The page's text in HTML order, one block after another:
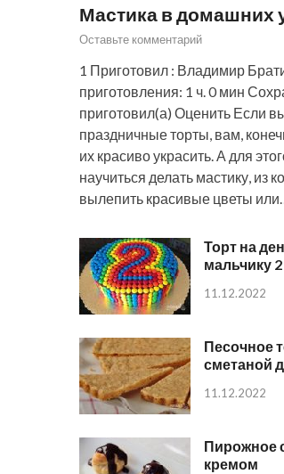
Мастика в домашних
Оставьте комментарий
1 Приготовил : Владимир
приготовления: 1 ч. 0 мин
приготовил(а) Оценить Если
праздничные торты, вам,
их красиво украсить. А для
научиться делать мастику, из
вылепить красивые цветы
Торт на
мальчику
11.12.2022
Песочное
сметаной
11.12.2022
Пирожное
кремом